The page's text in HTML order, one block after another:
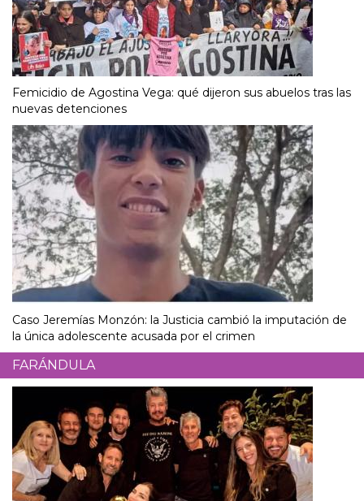
Femicidio de Agostina Vega: qué dijeron sus abuelos tras las
nuevas detenciones
Caso Jeremías Monzón: la Justicia cambió la imputación de
la única adolescente acusada por el crimen
FARÁNDULA